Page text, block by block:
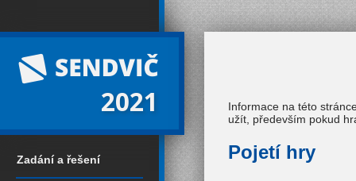
2021
Zadání a řešení
Informace na této
užít, především pokud
Pojetí hry